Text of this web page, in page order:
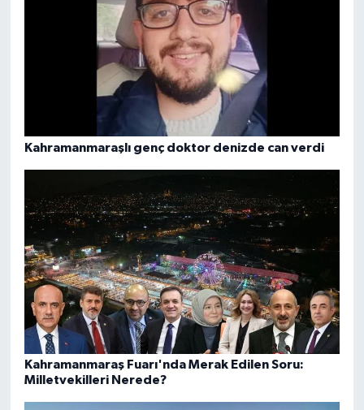
Kahramanmaraşlı genç doktor denizde can verdi
Kahramanmaraş Fuarı'nda Merak Edilen Soru:
Milletvekilleri Nerede?